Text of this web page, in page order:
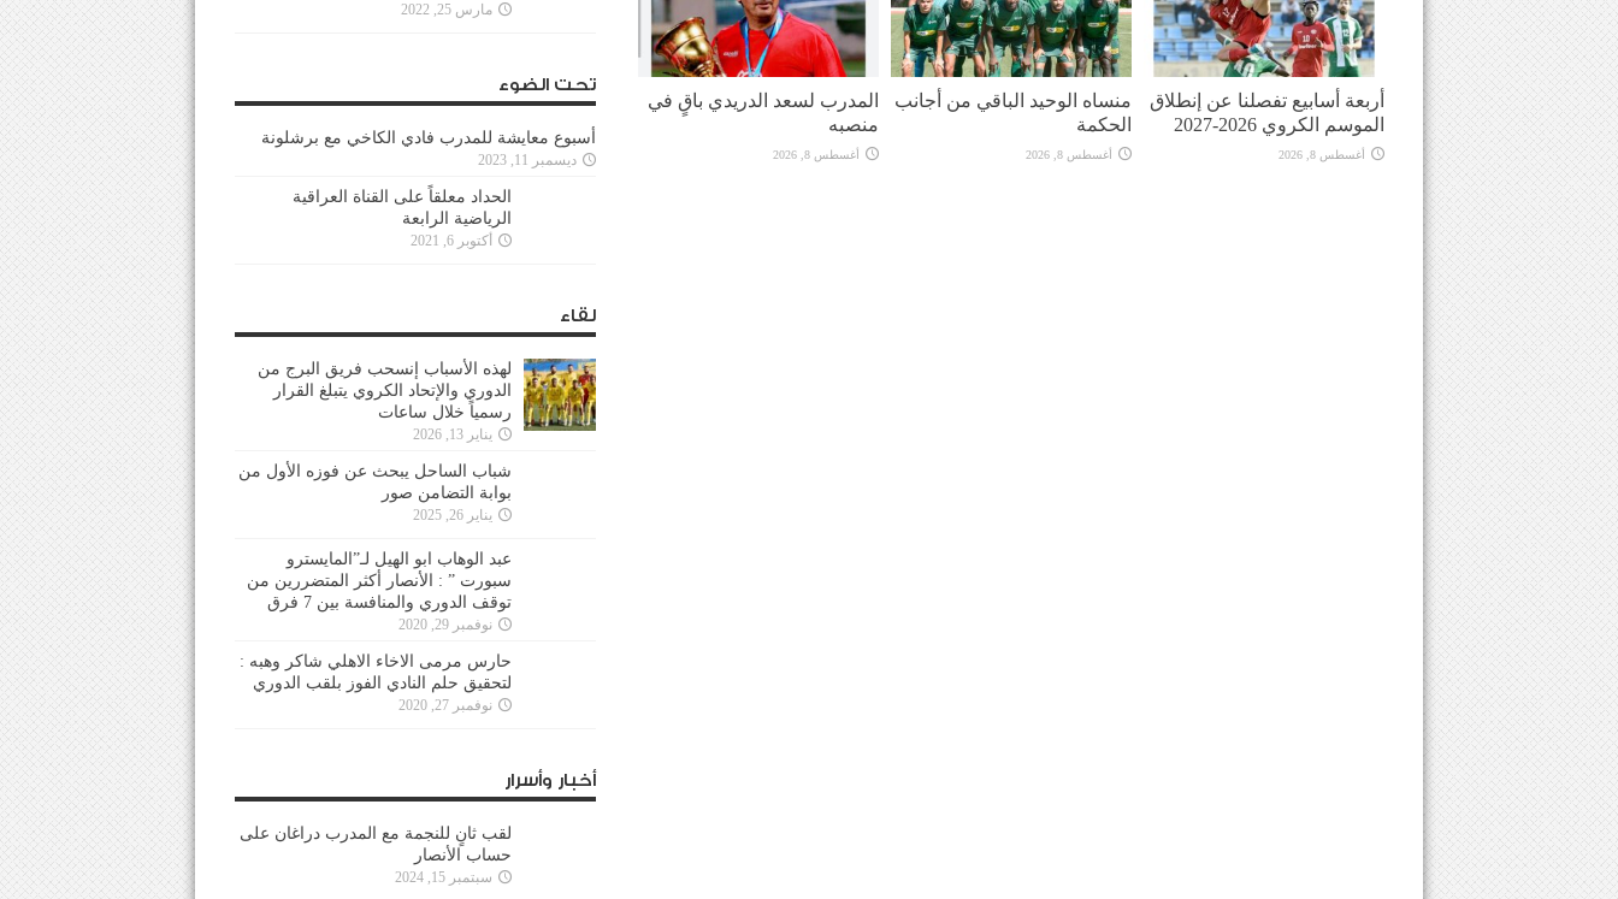
أربعة أسابيع تفصلنا عن إنطلاق
الموسم الكروي 2026-2027
أغسطس 8, 2026
منساه الوحيد الباقي من أجانب
الحكمة
أغسطس 8, 2026
المدرب لسعد الدريدي باقٍ في
منصبه
أغسطس 8, 2026
مارس 25, 2022
تحت الضوء
أسبوع معايشة للمدرب فادي الكاخي مع برشلونة
ديسمبر 11, 2023
الحداد معلقاً على القناة العراقية
الرياضية الرابعة
أكتوبر 6, 2021
لقاء
لهذه الأسباب إنسحب فريق البرج من
الدوري والإتحاد الكروي يتبلغ القرار
رسمياً خلال ساعات
يناير 13, 2026
شباب الساحل يبحث عن فوزه الأول من
بوابة التضامن صور
يناير 26, 2025
عبد الوهاب ابو الهيل لـ”المايسترو
سبورت ” : الأنصار أكثر المتضررين من
توقف الدوري والمنافسة بين 7 فرق
نوفمبر 29, 2020
حارس مرمى الاخاء الاهلي شاكر وهبه :
لتحقيق حلم النادي الفوز بلقب الدوري
نوفمبر 27, 2020
أخبار وأسرار
لقب ثانٍ للنجمة مع المدرب دراغان على
حساب الأنصار
سبتمبر 15, 2024